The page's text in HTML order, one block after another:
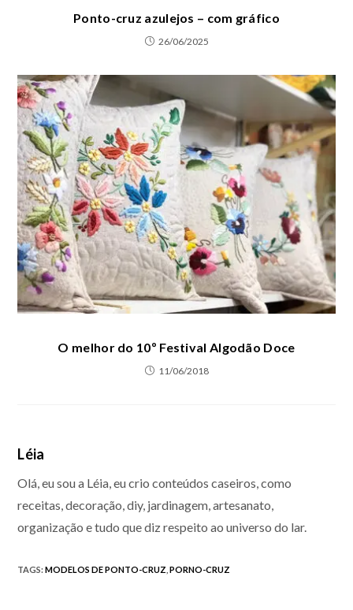
Ponto-cruz azulejos – com gráfico
26/06/2025
O melhor do 10º Festival Algodão Doce
11/06/2018
Léia
Olá, eu sou a Léia, eu crio conteúdos caseiros, como
receitas, decoração, diy, jardinagem, artesanato,
organização e tudo que diz respeito ao universo do lar.
TAGS:MODELOS DE PONTO-CRUZ PORNO-CRUZ